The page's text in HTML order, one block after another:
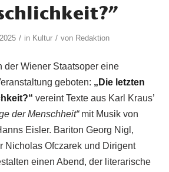
/ in Kultur / von Redaktion
der Wiener Staatsoper eine
geboten: „Die letzten
vereint Texte aus Karl Kraus’
der Menschheit“mit Musik von
Eisler. Bariton Georg Nigl,
Nicholas Ofczarek und Dirigent
einen Abend, der literarische